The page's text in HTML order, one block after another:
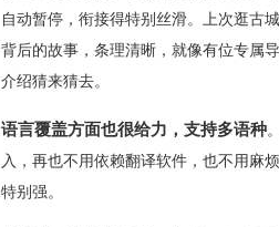
自动暂停，衔接得特别丝滑。上次逛古
背后的故事，条理清晰，就像有位专属
介绍猜来猜去。
语言覆盖方面也很给力，支持多语种
入，再也不用依赖翻译软件，也不用麻
特别强。